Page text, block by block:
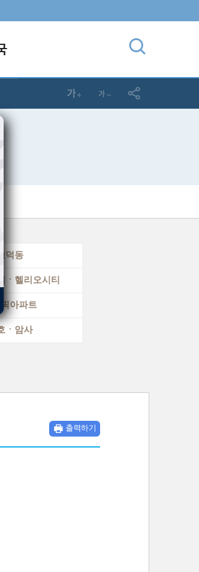
고덕동
ㆍ헬리오시티
픽아파트
ㆍ암사
출력하기